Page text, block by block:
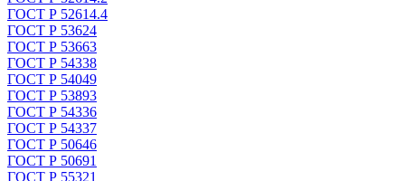
ГОСТ Р 52614.4
ГОСТ Р 53624
ГОСТ Р 53663
ГОСТ Р 54338
ГОСТ Р 54049
ГОСТ Р 53893
ГОСТ Р 54336
ГОСТ Р 54337
ГОСТ Р 50646
ГОСТ Р 50691
ГОСТ Р 55321